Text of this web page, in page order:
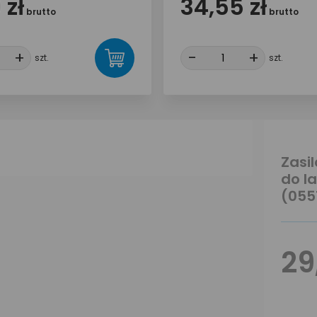
brutto
+ +
szt.
34,55 zł brutto
- + +
szt.
do